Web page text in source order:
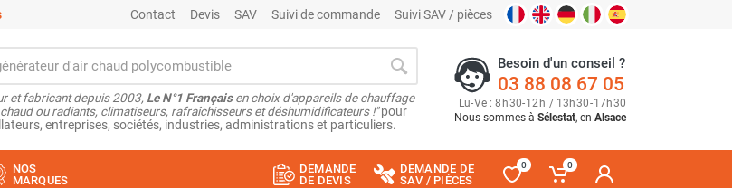
Contact Devis SAV Suivi de commande Suivi SAV / pièces
et fabricant depuis 2003, Le N°1 Françaisen choix d'appareils de chauffage
ou radiants, climatiseurs, rafraîchisseurs et déshumidificateurs !"pour
entreprises, sociétés, industries, administrations et particuliers.
Besoin d'un conseil ?
03 88 08 67 05
Lu-Ve : 8h30-12h / 13h30-17h30
Nous sommes à Sélestat, en Alsace
NOS
MARQUES
DEMANDE
DE DEVIS
DEMANDE DE
SAV / PIÈCES
0 0